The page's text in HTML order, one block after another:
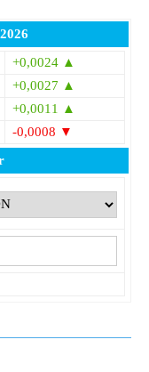
+0,0024 ▲
+0,0027 ▲
+0,0011 ▲
-0,0008 ▼